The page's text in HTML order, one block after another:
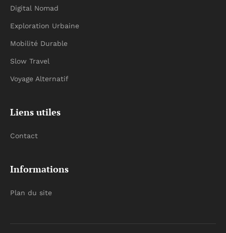
Digital Nomad
Exploration Urbaine
Mobilité Durable
Slow Travel
Voyage Alternatif
Liens utiles
Contact
Informations
Plan du site